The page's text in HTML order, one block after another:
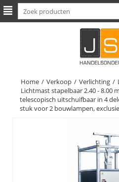
Home / Verkoop / Verlichting /
Lichtmast stapelbaar 2.40 - 8.00
telescopisch uitschuifbaar in 4
stuk voor 2 bouwlampen,